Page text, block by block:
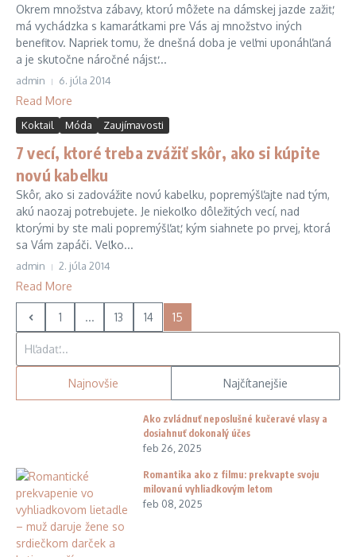
Okrem množstva zábavy, ktorú môžete na dámskej jazde zažiť,
má vychádzka s kamarátkami pre Vás aj množstvo iných
benefitov. Napriek tomu, že dnešná doba je veľmi uponáhľaná
a je skutočne náročné nájsť...
admin 6. júla 2014
Read More
Koktail Móda Zaujímavosti
7 vecí, ktoré treba zvážiť skôr, ako si kúpite
novú kabelku
Skôr, ako si zadovážite novú kabelku, popremýšľajte nad tým,
akú naozaj potrebujete. Je niekoľko dôležitých vecí, nad
ktorými by ste mali popremýšľať, kým siahnete po prvej, ktorá
sa Vám zapáči. Veľko...
admin 2. júla 2014
Read More
1 ... 13 14
15
Najnovšie Najčítanejšie
Ako zvládnuť neposlušné kučeravé vlasy a
dosiahnuť dokonalý účes
feb 26, 2025
Romantika ako z filmu: prekvapte svoju
milovanú vyhliadkovým letom
feb 08, 2025